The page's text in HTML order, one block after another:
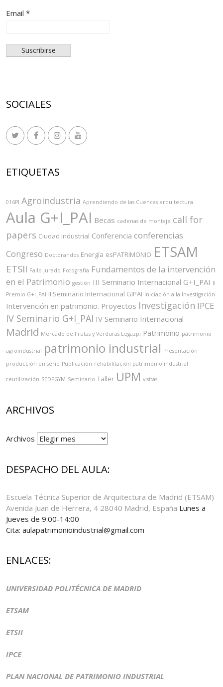
Email *
SOCIALES
ETIQUETAS
016PI Agroindustria Aprendiendo de las Cuencas arquitectura
Aula G+I_PAI Becas cadenas de montaje call for
papers Ciudad Industrial Conferencia conferencias
Congreso Doctorandos Energía esPATRIMONIO ETSAM
ETSII Fallo Jurado Fotografía Fundamentos de la intervención
en el Patrimonio gestión III Seminario Internacional G+I_PAI II
Premio G+I_PAI II Seminario Internacional GIPAI Iniciación a la Investigación
Intervención en patrimonio. Proyectos Investigación IPCE
IV Seminario G+I_PAI IV Seminario Internacional
Madrid Mercado de Frutas y Verduras Legazpi Patrimonio patrimonio
agroindustrial patrimonio industrial Presentación
producción en serie Publicación rehabilitación patrimonio industrial
reutilización SEDPGYM Seminario Taller UPM visitas
ARCHIVOS
Archivos
DESPACHO DEL AULA:
Escuela Técnica Superior de Arquitectura de Madrid (ETSAM)
Avenida Juan de Herrera, 4 28040 Madrid, España Lunes a
Jueves de 9:00-14:00
Cita: aulapatrimonioindustrial@gmail.com
ENLACES:
UNIVERSIDAD POLITÉCNICA DE MADRID
ETSAM
ETSII
IPCE
PLAN NACIONAL DE PATRIMONIO INDUSTRIAL